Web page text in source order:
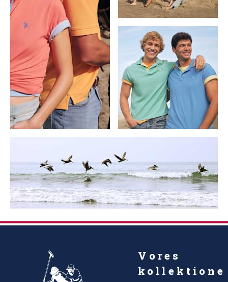
Vores